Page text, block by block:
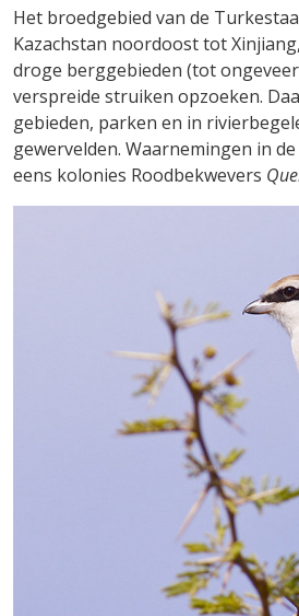
Het broedgebied van de
Kazachstan noordoost tot
droge berggebieden (tot
verspreide struiken opzoeken.
gebieden, parken en in
gewervelden. Waarnemingen in
eens kolonies Roodbekwevers